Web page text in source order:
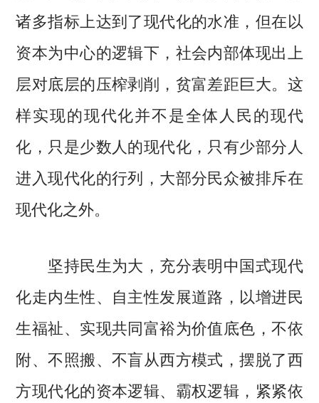
诸多指标上达到了现代化的水准，但在以
资本为中心的逻辑下，社会内部体现出上
层对底层的压榨剥削，贫富差距巨大。这
样实现的现代化并不是全体人民的现代
化，只是少数人的现代化，只有少部分人
进入现代化的行列，大部分民众被排斥在
现代化之外。
坚持民生为大，充分表明中国式现代
化走内生性、自主性发展道路，以增进民
生福祉、实现共同富裕为价值底色，不依
附、不照搬、不盲从西方模式，摆脱了西
方现代化的资本逻辑、霸权逻辑，紧紧依